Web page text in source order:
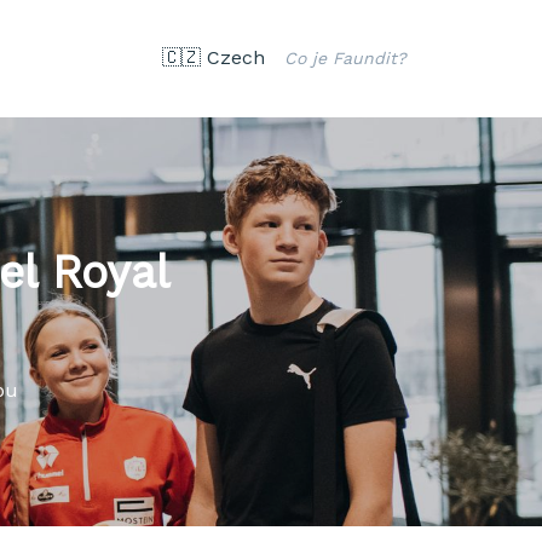
🇨🇿 Czech Co je Faundit?
Royal